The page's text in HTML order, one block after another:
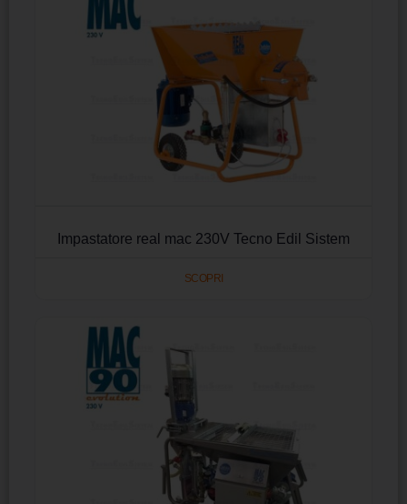
Impastatore real mac 230V Tecno Edil Sistem
SCOPRI